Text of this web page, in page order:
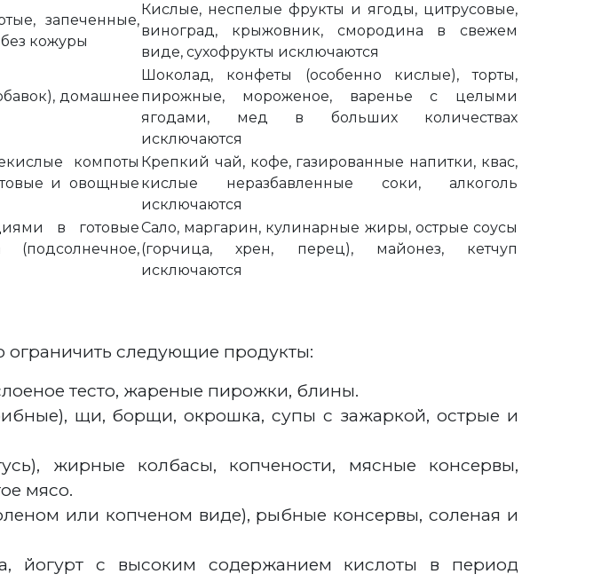
запеченные,
кожуры
Кислые, неспелые фрукты и ягоды, цитрусовые,
виноград, крыжовник, смородина в свежем
виде, сухофрукты исключаются
домашнее
Шоколад, конфеты (особенно кислые), торты,
пирожные, мороженое, варенье с целыми
ягодами, мед в больших количествах
исключаются
компоты
и овощные
Крепкий чай, кофе, газированные напитки, квас,
кислые неразбавленные соки, алкоголь
исключаются
в готовыеСало, маргарин, кулинарные жиры, острые соусы
(горчица, хрен, перец), майонез, кетчуп
исключаются
ограничить следующие продукты:
тесто, жареные пирожки, блины.
щи, борщи, окрошка, супы с зажаркой, острые и
жирные колбасы, копчености, мясные консервы,
мясо.
или копченом виде), рыбные консервы, соленая и
йогурт с высоким содержанием кислоты в период